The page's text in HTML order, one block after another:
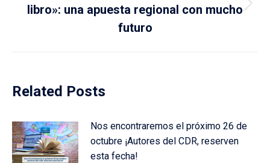
Next
post:
libro»: una apuesta regional con mucho
futuro
Related Posts
Nos encontraremos el próximo 26 de
octubre ¡Autores del CDR, reserven
esta fecha!